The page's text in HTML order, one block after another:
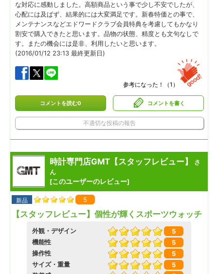
な対応に感動しました。高額商品という事で少し不安でしたが、
心配には及ばず、結果的には大変満足です。新春特価との事で、
メンテナンスなどエドワードクラブ会員特典を考慮してもかなり
割安で購入できたと思います。品物の状態、精度とも文句なしで
す。またの機会には是非、利用したいと思います。
(2016/01/12 23:13 最終更新日)
参考になった！（1 ）
コメントを読む0 コメントを書く
不適切な投稿の報告
時計専門店GMT【スタッフレビュー】
さ
ん
[このユーザーのレビュー]
新品 5
【スタッフレビュー】個性が輝くスポーツウォッチ
外観・デザイン
5
機能性
5
操作性
5
サイズ・重量
5